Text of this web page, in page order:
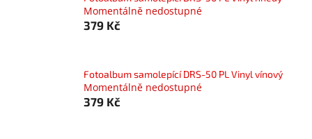
Momentálně nedostupné
379 Kč
Fotoalbum samolepící DRS-50 PL Vinyl vínový
Momentálně nedostupné
379 Kč